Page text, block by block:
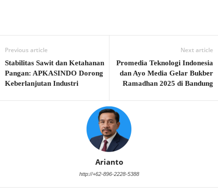
Previous article
Stabilitas Sawit dan Ketahanan
Pangan: APKASINDO Dorong
Keberlanjutan Industri
Next article
Promedia Teknologi Indonesia
dan Ayo Media Gelar Bukber
Ramadhan 2025 di Bandung
Arianto
http://+62-896-2228-5388